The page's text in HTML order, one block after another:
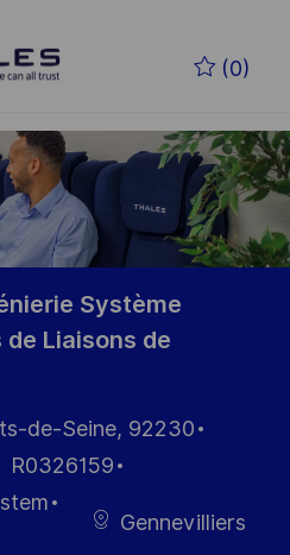
(0)
Système
Liaisons de
de-Seine, 92230
R0326159
Gennevilliers